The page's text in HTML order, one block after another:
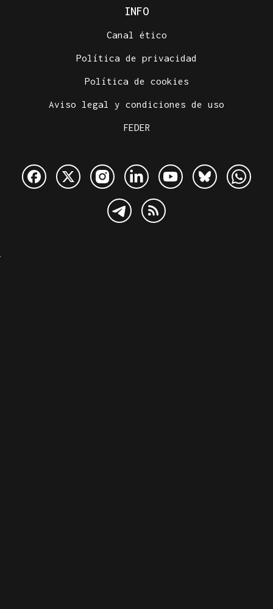
INFO
Canal ético
Política de privacidad
Política de cookies
Aviso legal y condiciones de uso
FEDER